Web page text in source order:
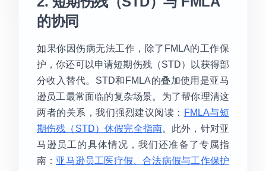
的协同
如果你因伤病无法工作，除了FMLA的工作保
护，你还可以申请短期伤残（STD）以获得部
分收入替代。STD和FMLA的叠加使用是亚马
逊员工最常面临的复杂场景。为了帮你理清这
两者的关系，我们强烈建议阅读： FMLA与短
期伤残（STD）休假完全指南。此外，针对亚
马逊员工的具体情况，我们还准备了专属指
南： 亚马逊员工医疗假、合法病假与工作保护